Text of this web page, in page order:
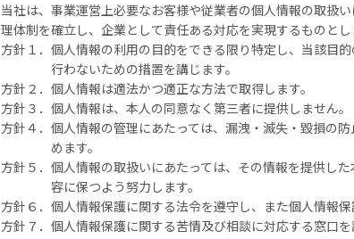
当社は、事業運営上必要なお客様や従業者の個人情報の取扱
理体制を確立し、企業として責任ある対応を実現するものとし
方針１．個人情報の利用の目的をできる限り特定し、当該目
行わないための措置を講じます。
方針２．個人情報は適法かつ適正な方法で取得します。
方針３．個人情報は、本人の同意なく第三者に提供しません。
方針４．個人情報の管理にあたっては、漏洩・滅失・毀損の
めます。
方針５．個人情報の取扱いにあたっては、その情報を提供し
容に保つよう努力します。
方針６．個人情報保護に関する法令を遵守し、また個人情報
方針７．個人情報保護に関する苦情及び相談に対応する窓口を